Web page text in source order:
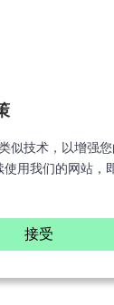
似技术，以增强
用我们的网站，
接受